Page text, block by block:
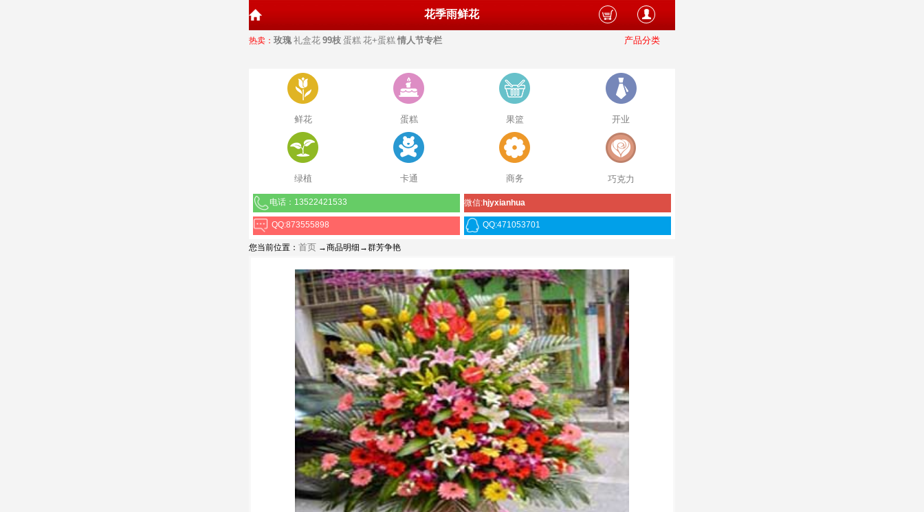
花季雨鲜花
热卖： 玫瑰 礼盒花 99枝 蛋糕 花+蛋糕 情人节专栏 产品分类
鲜花 蛋糕 果篮 开业
绿植 卡通 商务 巧克力
电话：13522421533 微信:hjyxianhua
QQ:873555898 QQ:471053701
您当前位置： 首页 →商品明细→群芳争艳